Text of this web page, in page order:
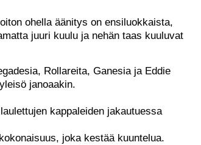
ohella äänitys on ensiluokkaista,
juuri kuulu ja nehän taas kuuluvat
Rollareita, Ganesia ja Eddie
janoaakin.
kappaleiden jakautuessa
joka kestää kuuntelua.